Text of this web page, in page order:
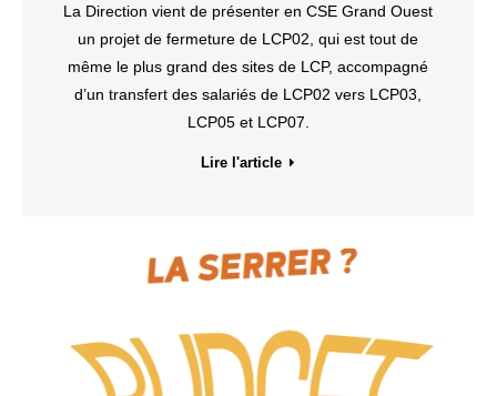
La Direction vient de présenter en CSE Grand Ouest
un projet de fermeture de LCP02, qui est tout de
même le plus grand des sites de LCP, accompagné
d’un transfert des salariés de LCP02 vers LCP03,
LCP05 et LCP07.
Lire l'article